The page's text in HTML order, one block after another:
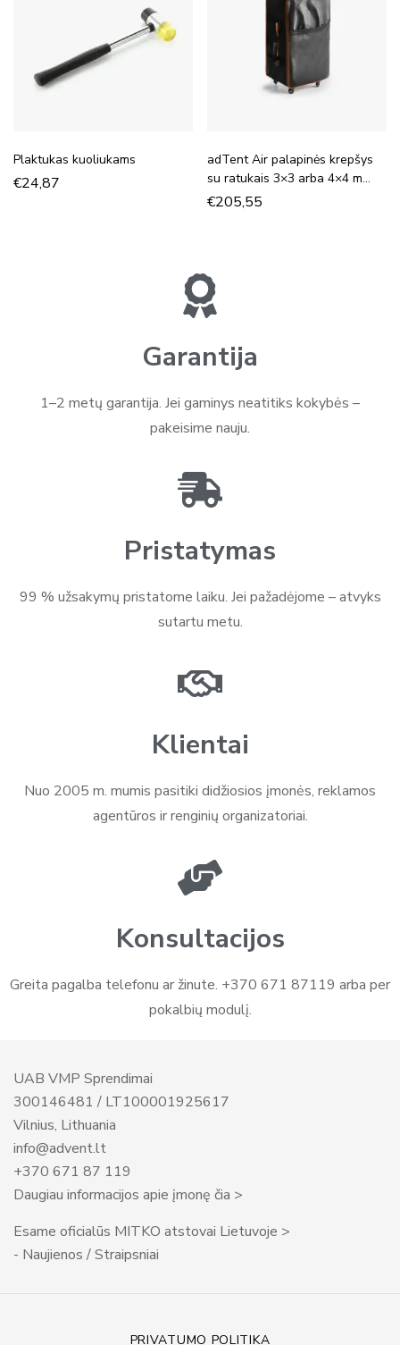
Plaktukas kuoliukams
€24,87
adTent Air palapinės krepšys
su ratukais 3×3 arba 4×4 m
palapinei
€205,55
Garantija
1–2 metų garantija. Jei gaminys neatitiks kokybės –
pakeisime nauju.
Pristatymas
99 % užsakymų pristatome laiku. Jei pažadėjome – atvyks
sutartu metu.
Klientai
Nuo 2005 m. mumis pasitiki didžiosios įmonės, reklamos
agentūros ir renginių organizatoriai.
Konsultacijos
Greita pagalba telefonu ar žinute. +370 671 87119 arba per
pokalbių modulį.
UAB VMP Sprendimai
300146481 / LT100001925617
Vilnius, Lithuania
info@advent.lt
+370 671 87 119
Daugiau informacijos apie įmonę čia >
Esame oficialūs MITKO atstovai Lietuvoje >
- Naujienos / Straipsniai
PRIVATUMO POLITIKA